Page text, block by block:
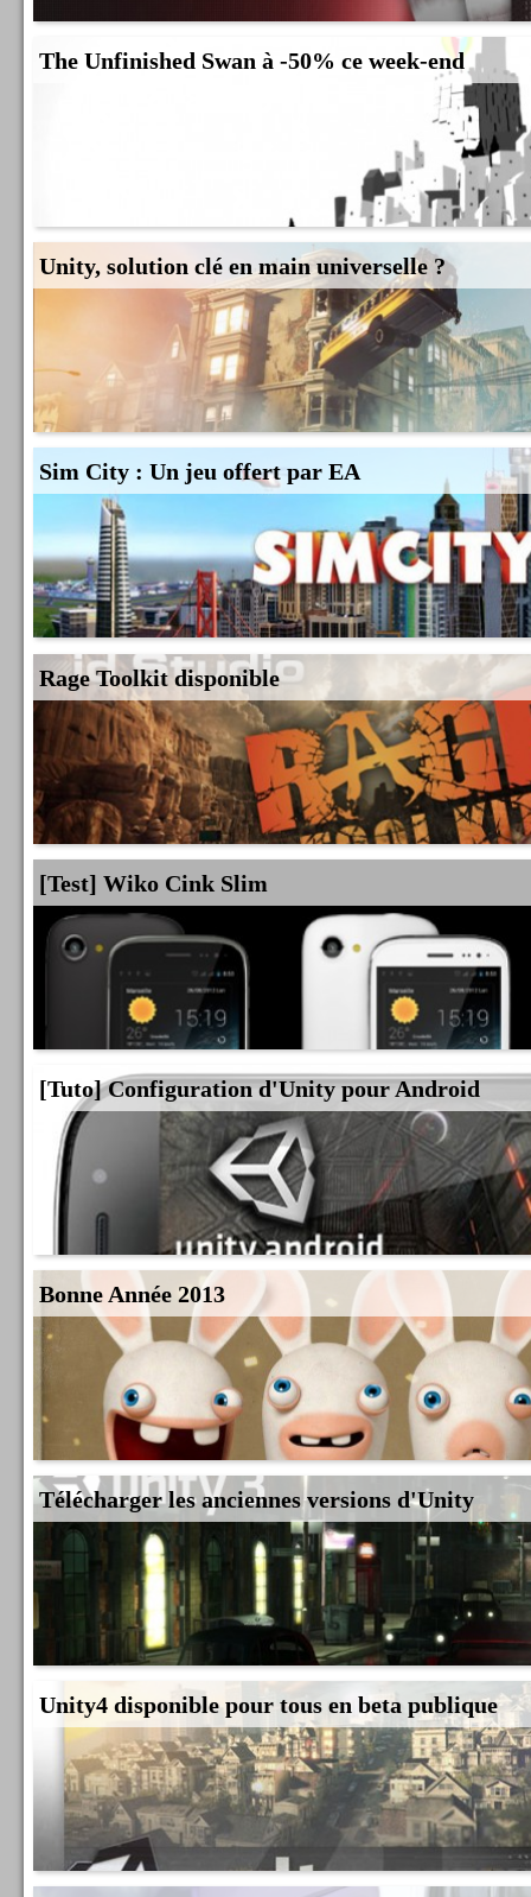
The Unfinished Swan à -50% ce week-end
Unity, solution clé en main universelle ?
Sim City : Un jeu offert par EA
Rage Toolkit disponible
[Test] Wiko Cink Slim
[Tuto] Configuration d'Unity pour Android
Bonne Année 2013
Télécharger les anciennes versions d'Unity
Unity4 disponible pour tous en beta publique